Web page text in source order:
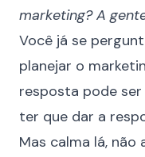
marketing? A
Você já se
planejar o
resposta pode
ter que dar a
Mas calma lá, não